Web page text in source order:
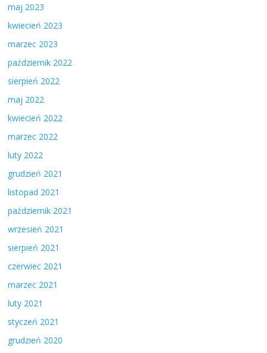
maj 2023
kwiecień 2023
marzec 2023
październik 2022
sierpień 2022
maj 2022
kwiecień 2022
marzec 2022
luty 2022
grudzień 2021
listopad 2021
październik 2021
wrzesień 2021
sierpień 2021
czerwiec 2021
marzec 2021
luty 2021
styczeń 2021
grudzień 2020